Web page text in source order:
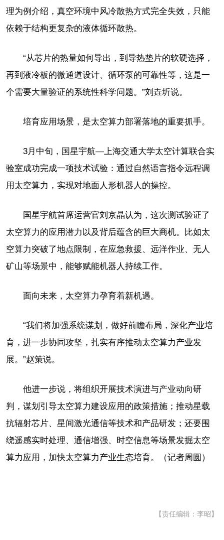
理为例介绍，真空环境中风冷散热方式完全失效，只能
依赖于结构更复杂的液体循环散热。
“从芯片的热量如何导出，到导热垫片的软硬选择，
再到液冷板的微通道设计、循环泵的可靠性等，这是一
个需要大量验证的系统性科学问题。”刘垚圻说。
培育应用场景，是太空算力部署落地的重要抓手。
3月中旬，国星宇航—上海交通大学太空计算联合实
验室成功完成一项技术试验：通过自然语言指令远程调
用太空算力，实现对地面人形机器人的操控。
国星宇航首席运营官刘京晶认为，这次测试验证了
太空算力的应用潜力以及背后蕴含的巨大商机。比如太
空算力突破了地点限制，在应急救援、远洋作业、无人
矿山等场景中，能够赋能机器人持续工作。
面向未来，太空算力孕育着新机遇。
“我们将加强系统谋划，做好前瞻布局，深化产业培
育，进一步协同攻坚，扎实有序推动太空算力产业发
展。”赵策说。
他进一步说，将组织开展技术演进与产业动向研
判，谋划引导太空算力建设应用的政策措施；推动星载
抗辐射芯片、星间激光通信等技术和产品研发；还要围
绕遥感实时处理、通信增强、时空信息等场景发掘太空
算力应用，加快太空算力产业生态培育。（记者周圆）
【责任编辑：李昭】